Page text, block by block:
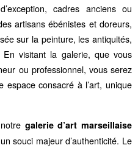
cadres anciens ou
artisans ébénistes et doreurs,
sur la peinture, les antiquités,
visitant la galerie, que vous
ou professionnel, vous serez
espace consacré à l’art, unique
galerie d’art marseillaise
souci majeur d’authenticité. Le